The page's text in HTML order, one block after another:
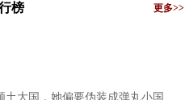
榜 更多>>
土大国，她偏要伪装成弹丸小国